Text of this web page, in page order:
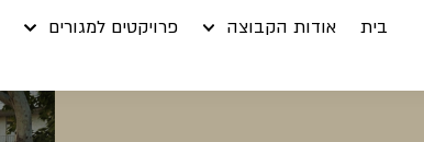
בית אודות הקבוצה פרויקטים למגורים